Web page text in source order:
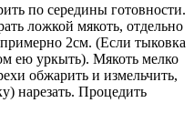
по середины готовности.
ложкой мякоть, отдельно
примерно 2см. (Если тыковка
ею уркыть). Мякоть мелко
обжарить и измельчить,
нарезать. Процедить